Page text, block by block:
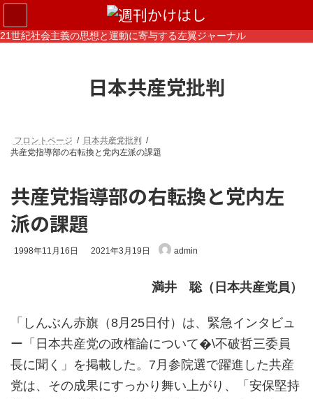
コ
テ
ン
ナ
ゲ
ー
21世紀社会主義の思想と運動に寄与する左翼ジャーナル
日本共産党批判
フロントページ
日本共産党批判
共産党指導部の右転換と党内左派の課題
共産党指導部の右転換と党内左
派の課題
1998年11月16日
最
:
2021年3月19日 admin
満井 聡（日本共産党員）
「しんぶん赤旗（8月25日付）は、緊急インタビュ
ー「日本共産党の政権論について�\不破哲三委員
長に聞く」を掲載した。7月参院選で躍進した共産
党は、その成果にすっかり舞い上がり、「安保堅持